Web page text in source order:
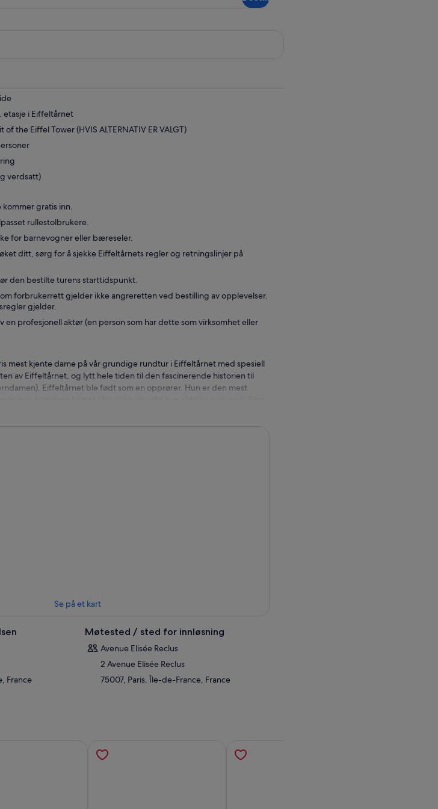
etasje i Eiffeltårnet
the Eiffel Tower (HVIS ALTERNATIV ER VALGT)
verdsatt)
kommer gratis inn.
rullestolbrukere.
for barnevogner eller bæreseler.
ditt, sørg for å sjekke Eiffeltårnets regler og retningslinjer på
den bestilte turens starttidspunkt.
forbrukerrett gjelder ikke angreretten ved bestilling av opplevelser.
gjelder.
en profesjonell aktør (en person som har dette som virksomhet eller
mest kjente dame på vår grundige rundtur i Eiffeltårnet med spesiell
av Eiffeltårnet, og lytt hele tiden til den fascinerende historien til
Eiffeltårnet ble født som en opprører. Hun er den mest
noen noen gang hadde sett før. Kunstnere rundt om i landet
over Paris uforglemmelig.
Se på et kart
France
Møtested / sted for innløsning
Avenue Elisée Reclus
2 Avenue Elisée Reclus
75007, Paris, Île-de-France, France